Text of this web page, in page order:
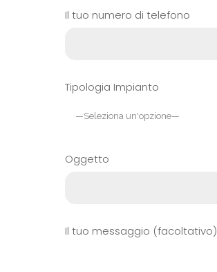
Il tuo numero di telefono
Tipologia Impianto
Oggetto
Il tuo messaggio (facoltativo)